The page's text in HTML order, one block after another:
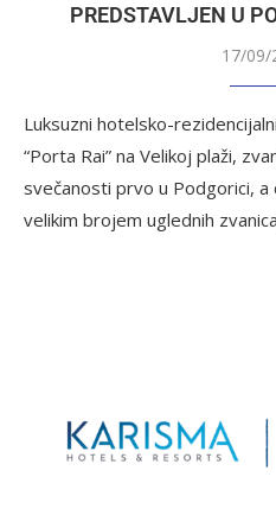
PREDSTAVLJEN U
17/09/
Luksuzni hotelsko-
“Porta Rai” na Velikoj plaži,
svečanosti prvo u Podgorici, a
velikim brojem uglednih